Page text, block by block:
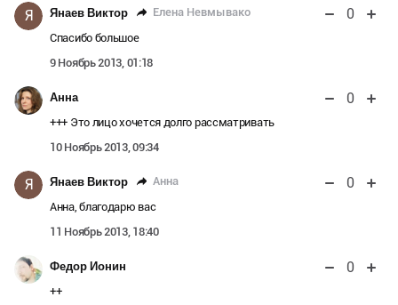
Я Янаев Виктор Елена Невмывако 0
Спасибо большое
9 Ноябрь 2013, 01:18
Анна 0
+++ Это лицо хочется долго рассматривать
10 Ноябрь 2013, 09:34
Я Янаев Виктор Анна 0
Анна, благодарю вас
11 Ноябрь 2013, 18:40
Федор Ионин 0
++